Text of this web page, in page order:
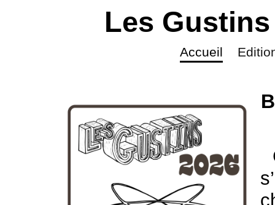
Les
Accueil